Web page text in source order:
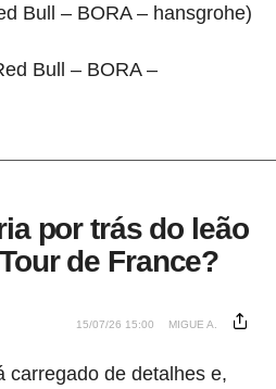
Bull – BORA – hansgrohe)
Bull – BORA –
por trás do leão
de France?
15/07/26 15:00 MIGUE A.
carregado de detalhes e,